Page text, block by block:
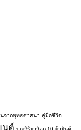
จากพุทธศาสนา คู่มือชีวิต
นต์ บุญกิริยาวัตถุ 10 ผ้ายันต์